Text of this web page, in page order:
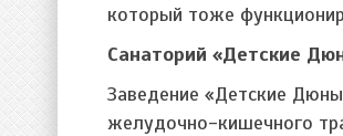
который тоже
Санаторий «Детские
Заведение «Детские
желудочно-кишечного